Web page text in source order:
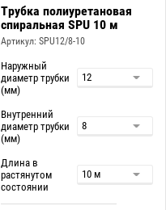
Трубка полиуретановая
спиральная SPU 10 м
Артикул: SPU12/8-10
Наружный
диаметр трубки
(мм)
Внутренний
диаметр трубки
(мм)
Длина в
растянутом
состоянии